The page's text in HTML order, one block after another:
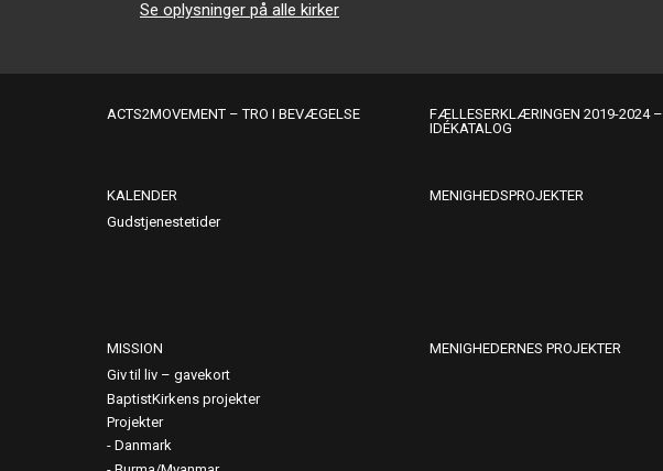
Se oplysninger på alle kirker
ACTS2MOVEMENT – TRO I BEVÆGELSE
FÆLLESERKLÆRINGEN 2019-2024 –
IDÉKATALOG
KALENDER
Gudstjenestetider
MENIGHEDSPROJEKTER
MISSION
Giv til liv – gavekort
BaptistKirkens projekter
Projekter
Danmark
MENIGHEDERNES PROJEKTER